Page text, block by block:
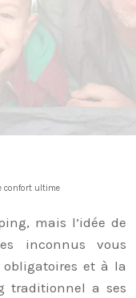
confort ultime
mais l’idée de
inconnus vous
et à la
traditionnel a ses